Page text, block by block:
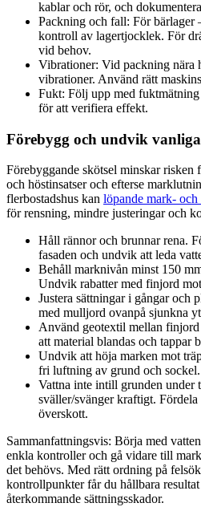
kablar och rör, och
Packning och fall: För bärlager
kontroll av lagertjocklek. För
vid behov.
Vibrationer: Vid packning nära
vibrationer. Använd rätt
Fukt: Följ upp med
för att verifiera effekt.
Förebygg och undvik
Förebyggande skötsel minskar risken
och höstinsatser och efterse
flerbostadshus kan löpande mark- och
för rensning, mindre justeringar och
Håll rännor och brunnar rena.
fasaden och undvik att leda
Behåll marknivån minst 150
Undvik rabatter med finjord
Justera sättningar i gångar och
med mulljord ovanpå sjunkna
Använd geotextil mellan
att material blandas och tappar
Undvik att höja marken mot
fri luftning av grund och sockel.
Vattna inte intill grunden under
sväller/svänger kraftigt.
överskott.
Sammanfattningsvis: Börja med
enkla kontroller och gå vidare till
det behövs. Med rätt ordning på
kontrollpunkter får du hållbara
återkommande sättningsskador.